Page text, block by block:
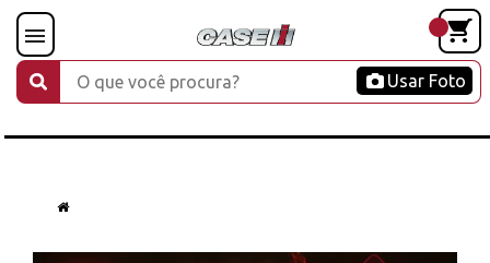
Usar Foto